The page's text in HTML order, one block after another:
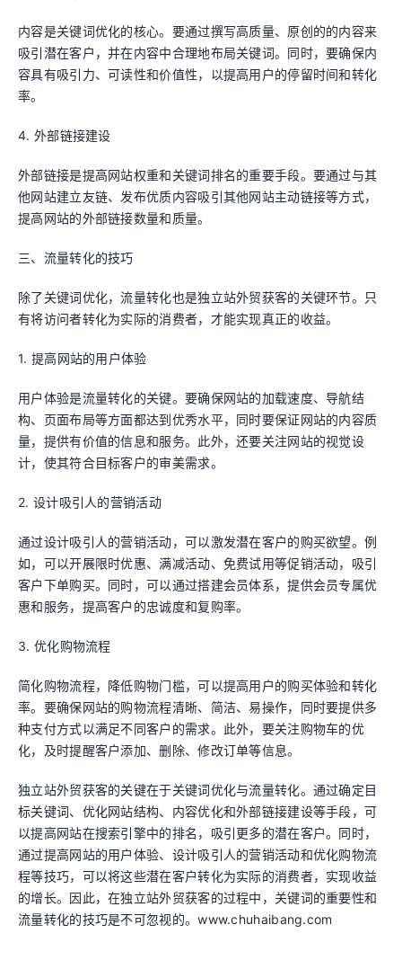
内容是关键词优化的核心。要通过撰写高质量、原创的的内容来
吸引潜在客户，并在内容中合理地布局关键词。同时，要确保内
容具有吸引力、可读性和价值性，以提高用户的停留时间和转化
率。
4. 外部链接建设
外部链接是提高网站权重和关键词排名的重要手段。要通过与其
他网站建立友链、发布优质内容吸引其他网站主动链接等方式，
提高网站的外部链接数量和质量。
三、流量转化的技巧
除了关键词优化，流量转化也是独立站外贸获客的关键环节。只
有将访问者转化为实际的消费者，才能实现真正的收益。
1. 提高网站的用户体验
用户体验是流量转化的关键。要确保网站的加载速度、导航结
构、页面布局等方面都达到优秀水平，同时要保证网站的内容质
量，提供有价值的信息和服务。此外，还要关注网站的视觉设
计，使其符合目标客户的审美需求。
2. 设计吸引人的营销活动
通过设计吸引人的营销活动，可以激发潜在客户的购买欲望。例
如，可以开展限时优惠、满减活动、免费试用等促销活动，吸引
客户下单购买。同时，可以通过搭建会员体系，提供会员专属优
惠和服务，提高客户的忠诚度和复购率。
3. 优化购物流程
简化购物流程，降低购物门槛，可以提高用户的购买体验和转化
率。要确保网站的购物流程清晰、简洁、易操作，同时要提供多
种支付方式以满足不同客户的需求。此外，要关注购物车的优
化，及时提醒客户添加、删除、修改订单等信息。
独立站外贸获客的关键在于关键词优化与流量转化。通过确定目
标关键词、优化网站结构、内容优化和外部链接建设等手段，可
以提高网站在搜索引擎中的排名，吸引更多的潜在客户。同时，
通过提高网站的用户体验、设计吸引人的营销活动和优化购物流
程等技巧，可以将这些潜在客户转化为实际的消费者，实现收益
的增长。因此，在独立站外贸获客的过程中，关键词的重要性和
流量转化的技巧是不可忽视的。www.chuhaibang.com